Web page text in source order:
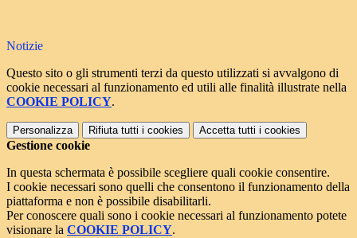
Notizie
Questo sito o gli strumenti terzi da questo utilizzati si avvalgono di
cookie necessari al funzionamento ed utili alle finalità illustrate nella
COOKIE POLICY.
Personalizza Rifiuta tutti i cookies Accetta tutti i cookies
Gestione cookie
In questa schermata è possibile scegliere quali cookie consentire.
I cookie necessari sono quelli che consentono il funzionamento della
piattaforma e non è possibile disabilitarli.
Per conoscere quali sono i cookie necessari al funzionamento potete
visionare la COOKIE POLICY.